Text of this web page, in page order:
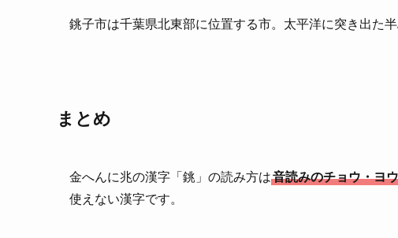
銚子市は千葉県北東部に位置する市。太平洋に突き出た
まとめ
金へんに兆の漢字「銚」の読み方は音読みのチョウ・ヨ
使えない漢字です。